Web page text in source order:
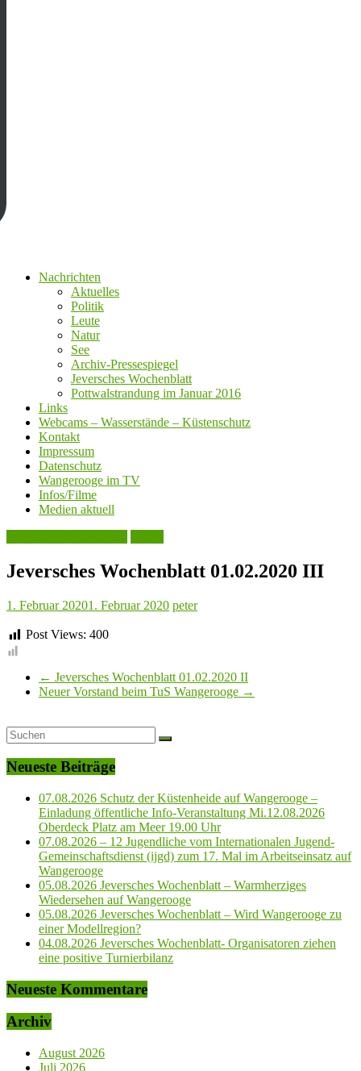
Nachrichten
Aktuelles
Politik
Leute
Natur
See
Archiv-Pressespiegel
Jeversches Wochenblatt
Pottwalstrandung im Januar 2016
Links
Webcams – Wasserstände – Küstenschutz
Kontakt
Impressum
Datenschutz
Wangerooge im TV
Infos/Filme
Medien aktuell
Jeversches Wochenblatt 01.02.2020 III
1. Februar 20201. Februar 2020 peter
Post Views: 400
← Jeversches Wochenblatt 01.02.2020 II
Neuer Vorstand beim TuS Wangerooge →
Neueste Beiträge
07.08.2026 Schutz der Küstenheide auf Wangerooge –
Einladung öffentliche Info-Veranstaltung Mi.12.08.2026
Oberdeck Platz am Meer 19.00 Uhr
07.08.2026 – 12 Jugendliche vom Internationalen Jugend-
Gemeinschaftsdienst (ijgd) zum 17. Mal im Arbeitseinsatz auf
Wangerooge
05.08.2026 Jeversches Wochenblatt – Warmherziges
Wiedersehen auf Wangerooge
05.08.2026 Jeversches Wochenblatt – Wird Wangerooge zu
einer Modellregion?
04.08.2026 Jeversches Wochenblatt- Organisatoren ziehen
eine positive Turnierbilanz
Neueste Kommentare
Archiv
August 2026
Juli 2026